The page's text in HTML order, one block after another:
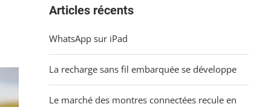
Articles récents
WhatsApp sur iPad
La recharge sans fil embarquée se développe
Le marché des montres connectées recule en